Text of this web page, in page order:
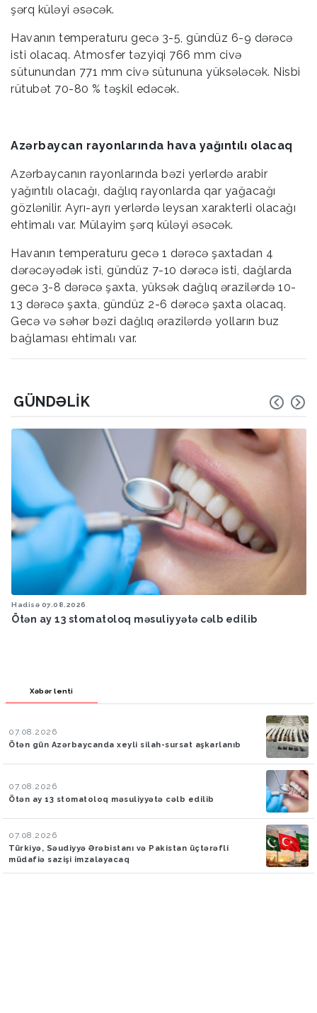
şərq küləyi əsəcək.
Havanın temperaturu gecə 3-5, gündüz 6-9 dərəcə
isti olacaq. Atmosfer təzyiqi 766 mm civə
sütunundan 771 mm civə sütununa yüksələcək. Nisbi
rütubət 70-80 % təşkil edəcək.
Azərbaycan rayonlarında hava yağıntılı olacaq
Azərbaycanın rayonlarında bəzi yerlərdə arabir
yağıntılı olacağı, dağlıq rayonlarda qar yağacağı
gözlənilir. Ayrı-ayrı yerlərdə leysan xarakterli olacağı
ehtimalı var. Mülayim şərq küləyi əsəcək.
Havanın temperaturu gecə 1 dərəcə şaxtadan 4
dərəcəyədək isti, gündüz 7-10 dərəcə isti, dağlarda
gecə 3-8 dərəcə şaxta, yüksək dağlıq ərazilərdə 10-
13 dərəcə şaxta, gündüz 2-6 dərəcə şaxta olacaq.
Gecə və səhər bəzi dağlıq ərazilərdə yolların buz
bağlaması ehtimalı var.
GÜNDƏLIK
Hadisə 07.08.2026
Ötən ay 13 stomatoloq məsuliyyətə cəlb edilib
Xəbər lenti
07.08.2026
Ötən gün Azərbaycanda xeyli silah-sursat aşkarlanıb
07.08.2026
Ötən ay 13 stomatoloq məsuliyyətə cəlb edilib
07.08.2026
Türkiyə, Səudiyyə Ərəbistanı və Pakistan üçtərəfli
müdafiə sazişi imzalayacaq